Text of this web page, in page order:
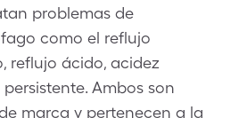
problemas de
como el reflujo
reflujo ácido, acidez
Ambos son
marca y pertenecen a la